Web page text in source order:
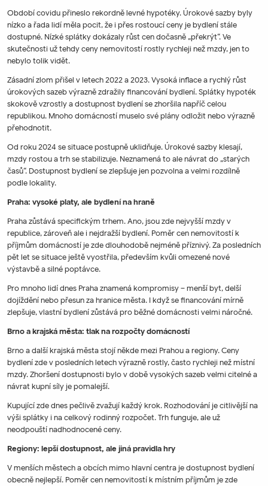
Období covidu přineslo rekordně levné hypotéky. Úrokové sazby byly
nízko a řada lidí měla pocit, že i přes rostoucí ceny je bydlení stále
dostupné. Nízké splátky dokázaly růst cen dočasně „překrýt“. Ve
skutečnosti už tehdy ceny nemovitostí rostly rychleji než mzdy, jen to
nebylo tolik vidět.
Zásadní zlom přišel v letech 2022 a 2023. Vysoká inflace a rychlý růst
úrokových sazeb výrazně zdražily financování bydlení. Splátky hypoték
skokově vzrostly a dostupnost bydlení se zhoršila napříč celou
republikou. Mnoho domácností muselo své plány odložit nebo výrazně
přehodnotit.
Od roku 2024 se situace postupně uklidňuje. Úrokové sazby klesají,
mzdy rostou a trh se stabilizuje. Neznamená to ale návrat do „starých
časů“. Dostupnost bydlení se zlepšuje jen pozvolna a velmi rozdílně
podle lokality.
Praha: vysoké platy, ale bydlení na hraně
Praha zůstává specifickým trhem. Ano, jsou zde nejvyšší mzdy v
republice, zároveň ale i nejdražší bydlení. Poměr cen nemovitostí k
příjmům domácností je zde dlouhodobě nejméně příznivý. Za posledních
pět let se situace ještě vyostřila, především kvůli omezené nové
výstavbě a silné poptávce.
Pro mnoho lidí dnes Praha znamená kompromisy – menší byt, delší
dojíždění nebo přesun za hranice města. I když se financování mírně
zlepšuje, vlastní bydlení zůstává pro běžné domácnosti velmi náročné.
Brno a krajská města: tlak na rozpočty domácností
Brno a další krajská města stojí někde mezi Prahou a regiony. Ceny
bydlení zde v posledních letech výrazně rostly, často rychleji než místní
mzdy. Zhoršení dostupnosti bylo v době vysokých sazeb velmi citelné a
návrat kupní síly je pomalejší.
Kupující zde dnes pečlivě zvažují každý krok. Rozhodování je citlivější na
výši splátky i na celkový rodinný rozpočet. Trh funguje, ale už
neodpouští nadhodnocené ceny.
Regiony: lepší dostupnost, ale jiná pravidla hry
V menších městech a obcích mimo hlavní centra je dostupnost bydlení
obecně nejlepší. Poměr cen nemovitostí k místním příjmům je zde